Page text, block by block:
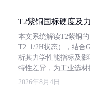
T2紫铜国标硬度及
本文系统解读T2紫铜
T2_1/2H状态），结合
析其力学性能指标及
特性差异，为工业选材
2026年8月4日